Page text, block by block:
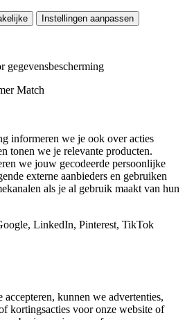
Instellingen aanpassen
gegevensbescherming
Match
informeren we je ook over acties
tonen we je relevante producten.
we jouw gecodeerde persoonlijke
externe aanbieders en gebruiken
als je al gebruik maakt van hun
LinkedIn, Pinterest, TikTok
accepteren, kunnen we advertenties,
kortingsacties voor onze website of